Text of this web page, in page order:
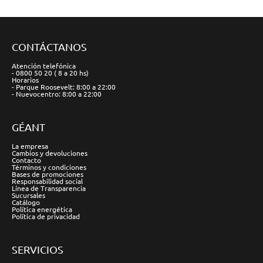
CONTÁCTANOS
Atención telefónica
- 0800 50 20 ( 8 a 20 hs)
Horarios
- Parque Roosevelt: 8:00 a 22:00
- Nuevocentro: 8:00 a 22:00
GÉANT
La empresa
Cambios y devoluciones
Contacto
Términos y condiciones
Bases de promociones
Responsabilidad social
Línea de Transparencia
Sucursales
Catálogo
Política energética
Política de privacidad
SERVICIOS